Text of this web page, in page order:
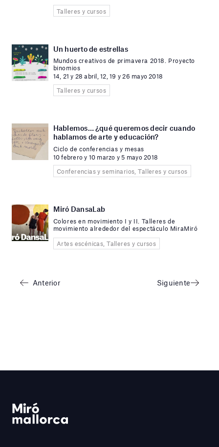
Talleres y cursos
Un huerto de estrellas
Mundos creativos de primavera 2018. Proyecto
binomios
14, 21 y 28 abril, 12, 19 y 26 mayo 2018
Talleres y cursos
Hablemos… ¿qué queremos decir cuando
hablamos de arte y educación?
Ciclo de conferencias y mesas
10 febrero y 10 marzo y 5 mayo 2018
Conferencias y seminarios, Talleres y cursos
Miró DansaLab
Colores en movimiento I y II. Talleres de
movimiento alrededor del espectáculo MiraMiró
Artes escénicas, Talleres y cursos
Anterior Siguiente